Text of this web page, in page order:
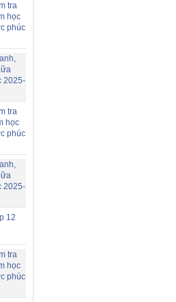
tra
học
phúc
2025-
tra
học
phúc
2025-
12
tra
học
phúc